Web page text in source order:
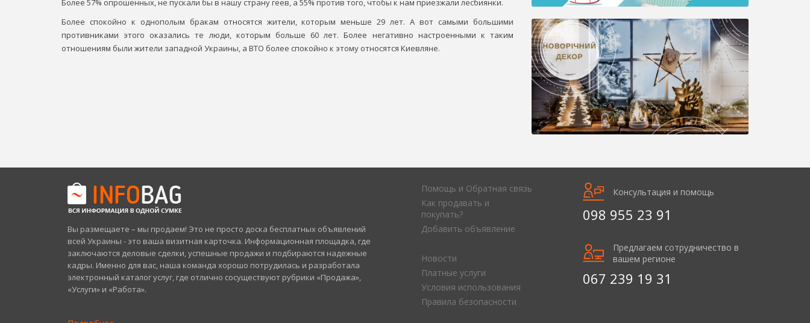
Более 57% опрошенных, не пускали бы в нашу страну геев, а 55% против того, чтобы к нам приезжали лесбиянки.
Более спокойно к однополым бракам относятся жители, которым меньше 29 лет. А вот самыми большими
противниками этого оказались те люди, которым больше 60 лет. Более негативно настроенными к таким
отношениям были жители западной Украины, а ВТО более спокойно к этому относятся Киевляне.
Вы размещаете – мы продаем! Это не просто доска бесплатных объявлений
всей Украины - это ваша визитная карточка. Информационная площадка, где
заключаются деловые сделки, успешные продажи и подбираются надежные
кадры. Именно для вас, наша команда хорошо потрудилась и разработала
электронный каталог услуг, где отлично сосуществуют рубрики «Продажа»,
«Услуги» и «Работа».
Помощь и Обратная связь
Как продавать и
покупать?
Добавить объявление
Новости
Платные услуги
Условия использования
Правила безопасности
Консультация и помощь
098 955 23 91
Предлагаем сотрудничество в
вашем регионе
067 239 19 31